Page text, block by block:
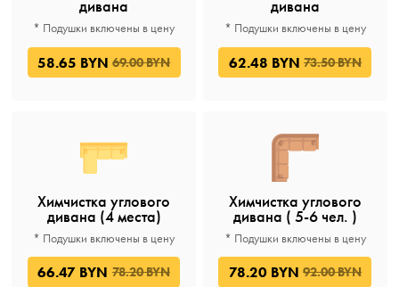
дивана
* Подушки включены в цену
58.65 BYN 69.00 BYN
дивана
* Подушки включены в цену
62.48 BYN 73.50 BYN
Химчистка углового
дивана (4 места)
* Подушки включены в цену
66.47 BYN 78.20 BYN
Химчистка углового
дивана ( 5-6 чел. )
* Подушки включены в цену
78.20 BYN 92.00 BYN